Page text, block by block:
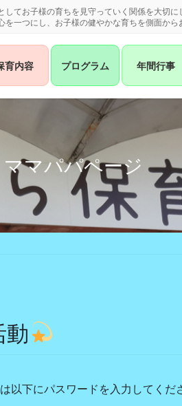
てお子様の育ちを見守っていく関係を大切
一つにし、お子様の健やかな育ちを側面から
育内容 プログラム 年間行事
ママパパページ
動
以下にパスワードを入力してくだ